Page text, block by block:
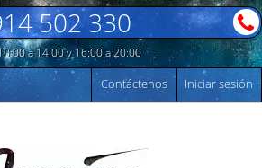
502 330
a 14:00 y 16:00 a 20:00
Iniciar sesión
Contáctenos